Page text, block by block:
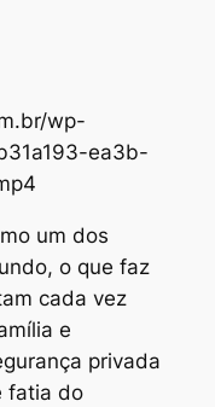
wp-
ea3b-
um dos
o que faz
cada vez
e
privada
fatia do